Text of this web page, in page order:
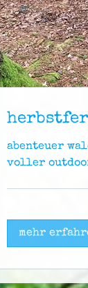
abenteuer
voller
mehr